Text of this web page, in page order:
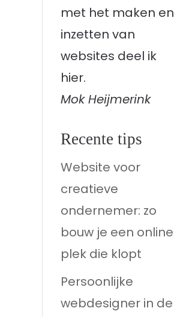
met het maken en
inzetten van
websites deel ik
hier.
Mok Heijmerink
Recente tips
Website voor
creatieve
ondernemer: zo
bouw je een online
plek die klopt
Persoonlijke
webdesigner in de